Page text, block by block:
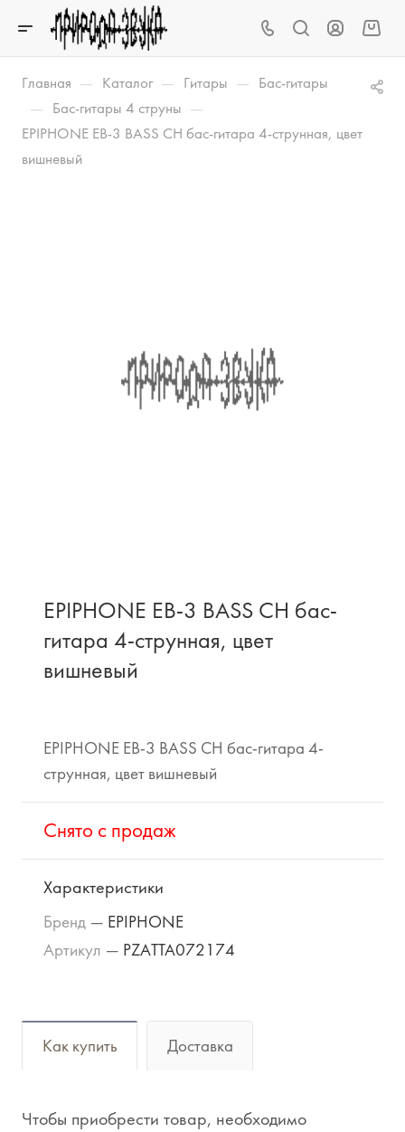
Главная — Каталог — Гитары — Бас-гитары
— Бас-гитары 4 струны —
EPIPHONE EB-3 BASS CH бас-гитара 4-струнная, цвет
вишневый
EPIPHONE EB-3 BASS CH бас-
гитара 4-струнная, цвет
вишневый
EPIPHONE EB-3 BASS CH бас-гитара 4-
струнная, цвет вишневый
Cнято с продаж
Характеристики
Бренд — EPIPHONE
Артикул — PZATTA072174
Как купить Доставка
Чтобы приобрести товар, необходимо